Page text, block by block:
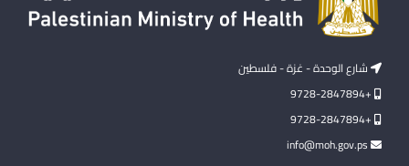
شارع الوحدة - غزة - فلسطين
+9728-2847894
+9728-2847894